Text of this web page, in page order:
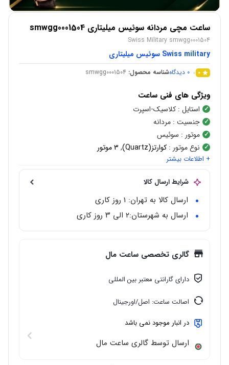
ساعت مچی مردانه سوئیس میلیتاری smwgg0001504
Swiss Military smwgg0001504
Swiss military سوئیس میلیتاری
0
0 دیدگاهشناسه محصول: smwgg0001504
ویژگی های فنی ساعت
استایل : کلاسیک-اسپرت
جنسیت : مردانه
موتور : سوئیس
نوع موتور : کوارتز(Quartz) , 3 موتور
شکل قاب:گرد
رنگ قاب:نقره ای
محدوده عرض قاب: 42 میلی متر
جنس بند : استیل
+ اطلاعات بیشتر
شرایط ارسال کالا
ارسال کالا به تهران: 1 روز کاری
ارسال به شهرستان:‌۲ الی ۳ روز کاری
گالری تخصصی ساعت مال
دارای گارانتی معتبر بین المللی
اصالت ساعت: اصل/اورجینال
در انبار موجود نمی باشد
ارسال توسط گالری ساعت مال